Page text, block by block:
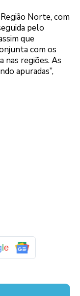
Norte, com
pelo
que
com os
nas regiões. As
apuradas”,
le